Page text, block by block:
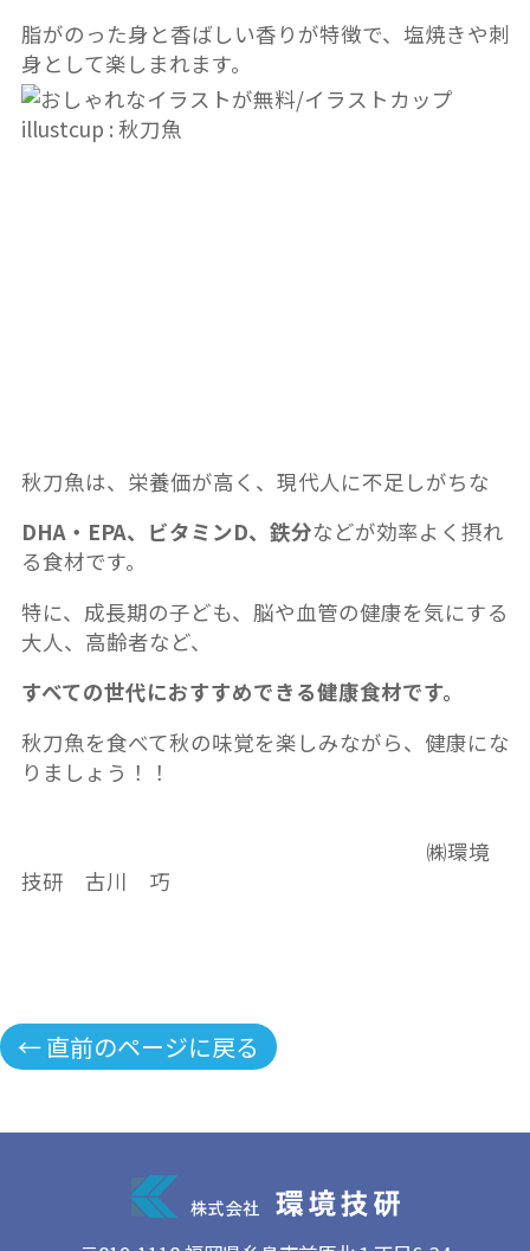
脂がのった身と香ばしい香りが特徴で、塩焼きや刺
身として楽しまれます。
秋刀魚は、栄養価が高く、現代人に不足しがちな
DHA・EPA、ビタミンD、鉄分などが効率よく摂れ
る食材です。
特に、成長期の子ども、脳や血管の健康を気にする
大人、高齢者など、
すべての世代におすすめできる健康食材です。
秋刀魚を食べて秋の味覚を楽しみながら、健康にな
りましょう！！
㈱環境
技研 古川 巧
← 直前のページに戻る